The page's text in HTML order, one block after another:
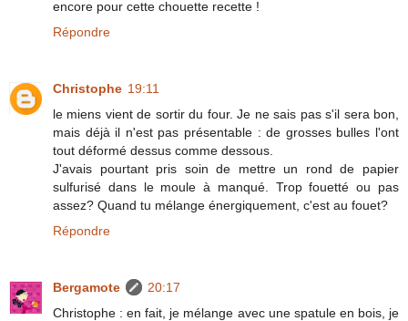
encore pour cette chouette recette !
Répondre
Christophe 19:11
le miens vient de sortir du four. Je ne sais pas s'il sera bon,
mais déjà il n'est pas présentable : de grosses bulles l'ont
tout déformé dessus comme dessous.
J'avais pourtant pris soin de mettre un rond de papier
sulfurisé dans le moule à manqué. Trop fouetté ou pas
assez? Quand tu mélange énergiquement, c'est au fouet?
Répondre
Bergamote
20:17
Christophe : en fait, je mélange avec une spatule en bois, je